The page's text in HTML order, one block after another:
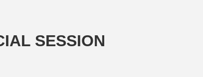
SESSION